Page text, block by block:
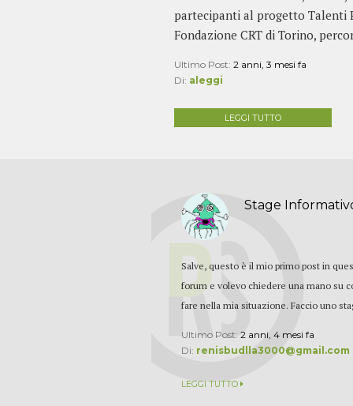
partecipanti al progetto Talenti
Fondazione CRT di Torino,
Ultimo Post: 2 anni, 3 mesi fa
Di: aleggi
LEGGI TUTTO
Stage
Salve, questo è il mio primo post in
forum e volevo chiedere una mano su
fare nella mia situazione. Faccio uno
Ultimo Post:2 anni, 4 mesi fa
Di: renisbudlla3000@gmail.com
LEGGI TUTTO